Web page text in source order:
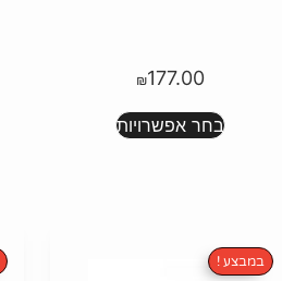
₪177.00
בחר אפשרויות
במבצע !